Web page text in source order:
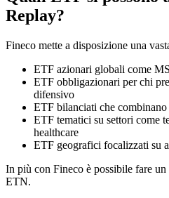
Replay?
Fineco mette a disposizione una
ETF azionari globali come
ETF obbligazionari per chi
difensivo
ETF bilanciati che
ETF tematici su settori come
healthcare
ETF geografici focalizzati su
In più con Fineco è possibile fare
ETN.